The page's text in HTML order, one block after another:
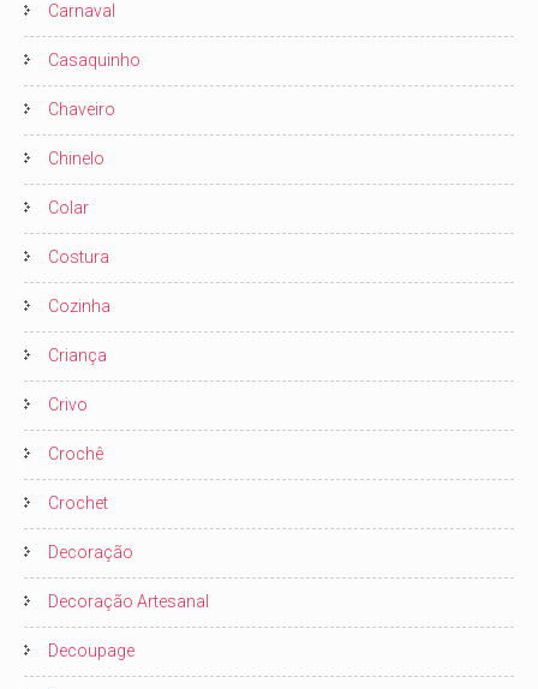
Carnaval
Casaquinho
Chaveiro
Chinelo
Colar
Costura
Cozinha
Criança
Crivo
Crochê
Crochet
Decoração
Decoração Artesanal
Decoupage